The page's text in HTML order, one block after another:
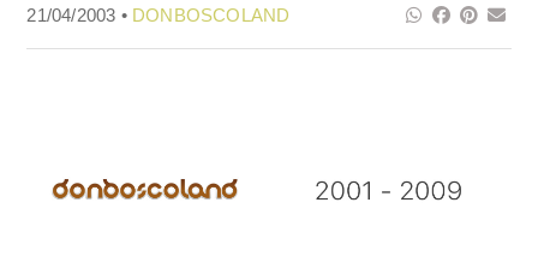
21/04/2003 • DONBOSCOLAND